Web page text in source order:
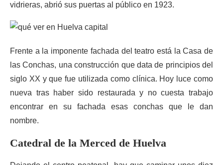
vidrieras, abrió sus puertas al público en 1923.
Frente a la imponente fachada del teatro está la Casa de
las Conchas, una construcción que data de principios del
siglo XX y que fue utilizada como clínica. Hoy luce como
nueva tras haber sido restaurada y no cuesta trabajo
encontrar en su fachada esas conchas que le dan
nombre.
Catedral de la Merced de Huelva